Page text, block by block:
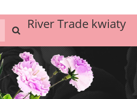
River Trade kwiaty